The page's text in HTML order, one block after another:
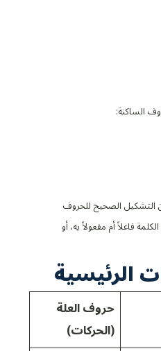
الساكنة:
التشكيل الصحيح للحروف
فاعلاً أم مفعولاً به، أو
الرئيسية
حروف العلة
(الحركات)